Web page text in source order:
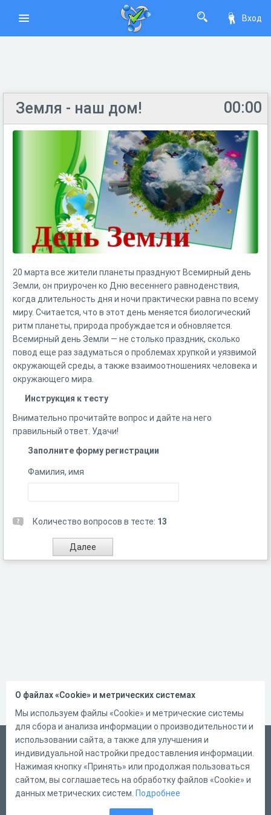
Вход
00:00
Земля - наш дом!
20 марта все жители планеты празднуют Всемирный день
Земли, он приурочен ко Дню весеннего равноденствия,
когда длительность дня и ночи практически равна по всему
миру. Считается, что в этот день меняется биологический
ритм планеты, природа пробуждается и обновляется.
Всемирный день Земли — не столько праздник, сколько
повод еще раз задуматься о проблемах хрупкой и уязвимой
окружающей среды, а также взаимоотношениях человека и
окружающего мира.
Инструкция к тесту
Внимательно прочитайте вопрос и дайте на него
правильный ответ. Удачи!
Заполните форму регистрации
Фамилия, имя
Количество вопросов в тесте: 13
Русский
Справка
Форма обратной связи
О файлах «Cookie» и метрических системах
Мы используем файлы «Cookie» и метрические системы
для сбора и анализа информации о производительности и
использовании сайта, а также для улучшения и
индивидуальной настройки предоставления информации.
Нажимая кнопку «Принять» или продолжая пользоваться
сайтом, вы соглашаетесь на обработку файлов «Cookie» и
данных метрических систем. Подробнее